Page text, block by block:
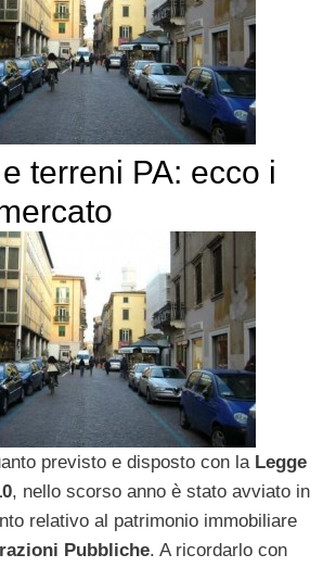
terreni PA: ecco i
previsto e disposto con la Legge
, nello scorso anno è stato avviato in
relativo al patrimonio immobiliare
Pubbliche. A ricordarlo con